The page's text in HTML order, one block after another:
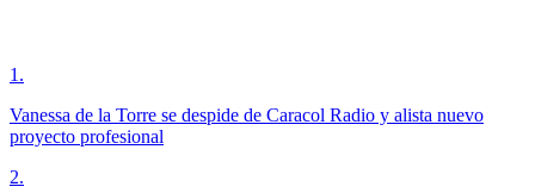
1 .
Vanessa de la Torre se despide de Caracol Radio y alista nuevo
proyecto profesional
2.